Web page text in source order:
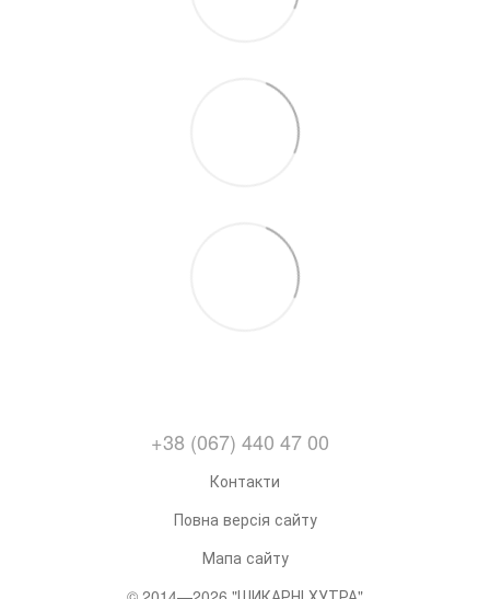
+38 (067) 440 47 00
Контакти
Повна версія сайту
Мапа сайту